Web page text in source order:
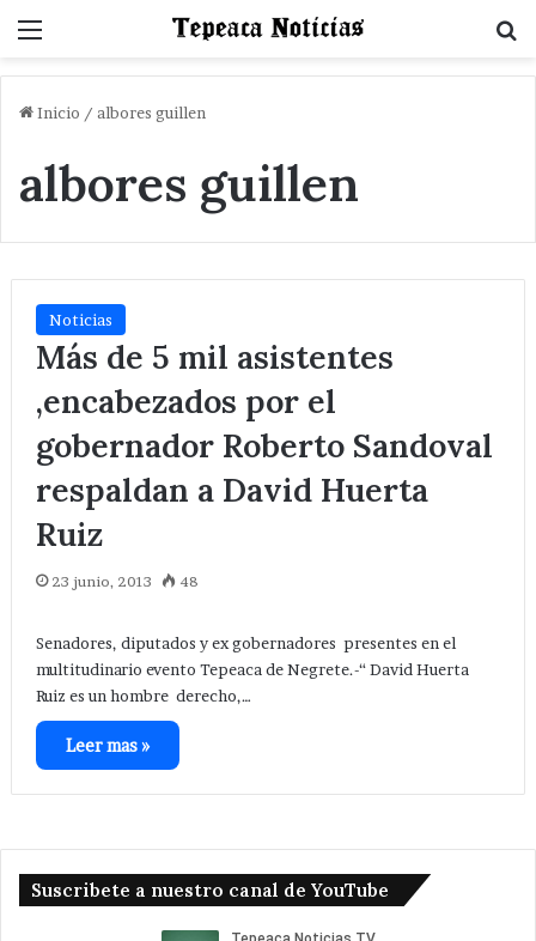
Menu
Inicio / albores guillen
albores guillen
Noticias
Más de 5 mil asistentes
,encabezados por el
gobernador Roberto Sandoval
respaldan a David Huerta
Ruiz
23 junio, 2013 48
Senadores, diputados y ex gobernadores presentes en el
multitudinario evento Tepeaca de Negrete.-“ David Huerta
Ruiz es un hombre derecho,…
Leer mas »
Suscribete a nuestro canal de YouTube